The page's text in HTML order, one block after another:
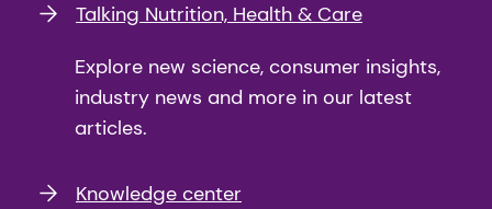
Talking Nutrition, Health & Care
Explore new science, consumer insights,
industry news and more in our latest
articles.
Knowledge center